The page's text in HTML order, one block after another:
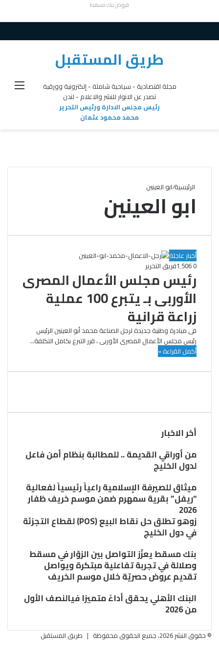
قروض بنك مسقط
طريق المستقبل
مجلة اقتصادية - سياحية شاملة - إلكترونية وورقية
تصدر عن الانوار للنشر والاعلام - لندن
رئيس مجلس الادارة ورئيس التحرير
محمد محمود عثمان
الرئيسية/ابو العينين
ابو العينين
أخبار عاجلة
فريق التحرير
0
رئيس مجلس الأعمال المصرى
الأوربى بـ يتبرع 100 عملية
زراعة قرانية
فى مبادرة وطنية جديدة لرجل الصناعة محمد أبو العينين الرئيس
رئيس مجلس الأعمال المصرى الأوربى ، قرر التبرع بكامل التكلفة…
أكمل القراءة »
أخر الاخبار
من أوراقي القديمة .. للمطالبة بنظام أمن فاعل
لدول الخليج
ميثاق للصيرفة الإسلامية راعياً رئيسياً لفعالية
“ريفل” بقرية سمهرم ضمن موسم خريف ظفار
2026
زوهو تطلق حل نقاط البيع (POS) لقطاع التجزئة
في دول الخليج
بنك مسقط يعزّز التواصل بين الزوّار في مسقط
وصلالة في تجربة تفاعلية مبتكرة ويواصل
تقديم عروض حصريّة خلال موسم الخريف
البنك الأهلي يحقق أداءً متميزا فيالنصف الأول
من 2026
© حقوق النشر 2026، جميع الحقوق محفوظة |
طريق المستقبل